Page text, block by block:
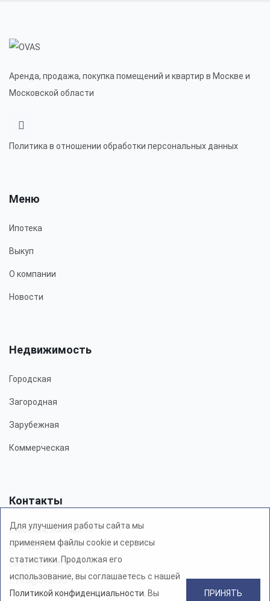
Аренда, продажа, покупка помещений и квартир в Москве и
Московской области
Политика в отношении обработки персональных данных
Меню
Ипотека
Выкуп
О компании
Новости
Недвижимость
Городская
Загородная
Зарубежная
Коммерческая
Контакты
Москва, Житная 10
+7 495 797 77 61
8 800 600 56 40
info@ovas.ru
Для улучшения работы сайта мы
применяем файлы cookie и сервисы
статистики. Продолжая его
использование, вы соглашаетесь с нашей
Политикой конфиденциальности . Вы ПРИНЯТЬ